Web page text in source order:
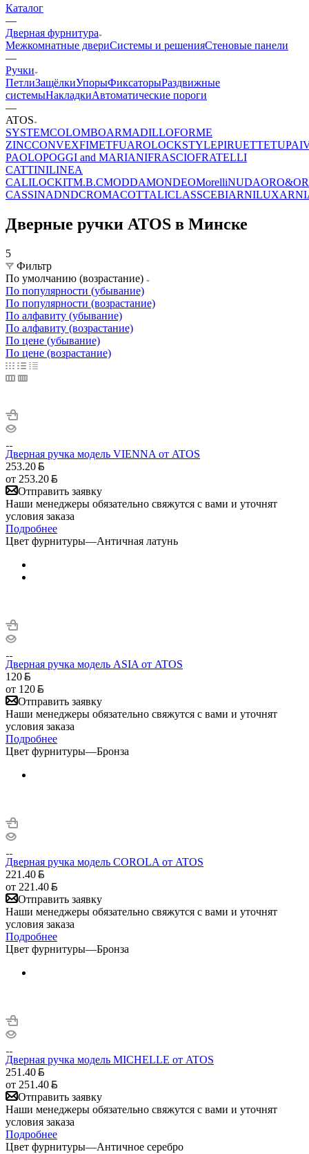
Каталог
—
Дверная фурнитура
Межкомнатные двериСистемы и решенияСтеновые панели
—
Ручки
ПетлиЗащёлкиУпорыФиксаторыРаздвижные
системыНакладкиАвтоматические пороги
—
ATOS
SYSTEMCOLOMBOARMADILLOFORME
ZINCCONVEXFIMETFUAROLOCKSTYLEPIRUETTETUPAI
PAOLOPOGGI and MARIANIFRASCIOFRATELLI
CATTINILINEA
CALILOCKITM.B.CMODDAMONDEOMorelliNUDA
CASSINADNDCROMACOTTALICLASSCEBIARNILUXARNI
Дверные ручки ATOS в Минске
5
Фильтр
По умолчанию (возрастание)
По популярности (убывание)
По популярности (возрастание)
По алфавиту (убывание)
По алфавиту (возрастание)
По цене (убывание)
По цене (возрастание)
Дверная ручка модель VIENNA от ATOS
253.20
от 253.20
Отправить заявку
Наши менеджеры обязательно свяжутся с вами и уточнят
условия заказа
Подробнее
Цвет фурнитуры—Античная латунь
Дверная ручка модель ASIA от ATOS
120
от 120
Отправить заявку
Наши менеджеры обязательно свяжутся с вами и уточнят
условия заказа
Подробнее
Цвет фурнитуры—Бронза
Дверная ручка модель COROLA от ATOS
221.40
от 221.40
Отправить заявку
Наши менеджеры обязательно свяжутся с вами и уточнят
условия заказа
Подробнее
Цвет фурнитуры—Бронза
Дверная ручка модель MICHELLE от ATOS
251.40
от 251.40
Отправить заявку
Наши менеджеры обязательно свяжутся с вами и уточнят
условия заказа
Подробнее
Цвет фурнитуры—Античное серебро